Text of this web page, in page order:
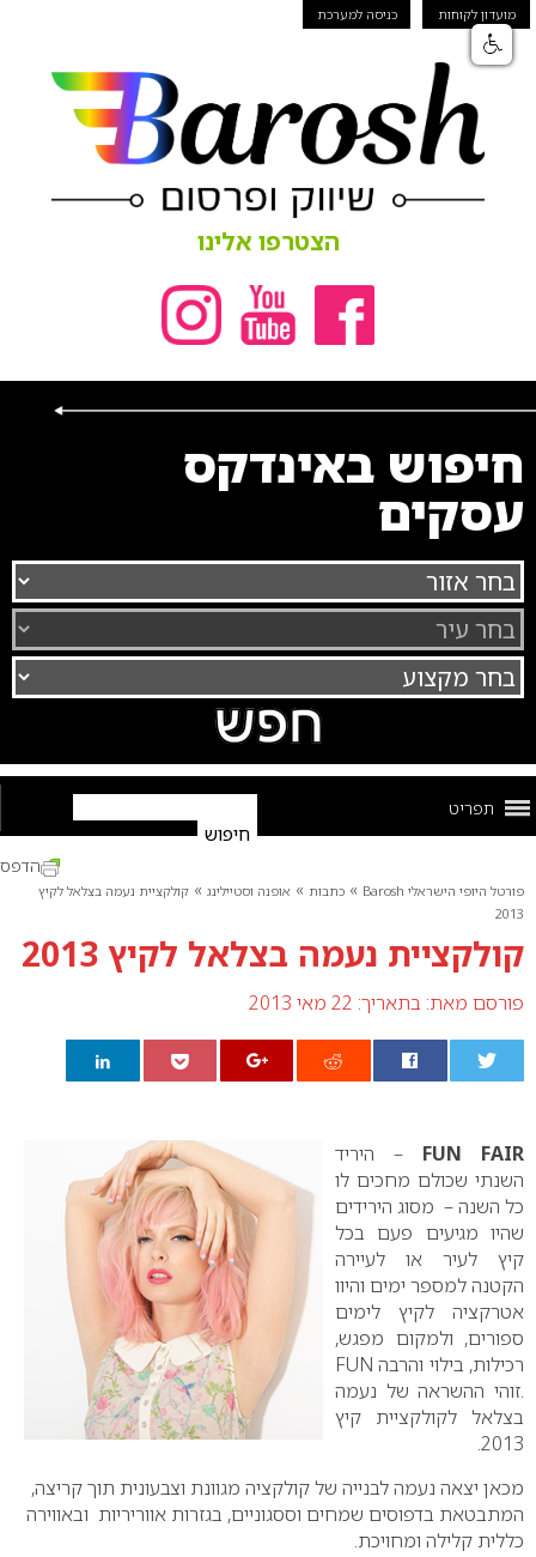
מועדון לקוחות כניסה למערכת
הצטרפו אלינו
חיפוש באינדקס
עסקים
תפריט
פורטל היופי הישראלי Barosh » כתבות » אופנה וסטיילינג » קולקציית נעמה בצלאל לקיץ
2013
קולקציית נעמה בצלאל לקיץ 2013
פורסם מאת: בתאריך: 22 מאי 2013
הדפס
FUN FAIR – היריד
השנתי שכולם מחכים לו
כל השנה – מסוג הירידים
שהיו מגיעים פעם בכל
קיץ לעיר או לעיירה
הקטנה למספר ימים והיוו
אטרקציה לקיץ לימים
ספורים, ולמקום מפגש,
רכילות, בילוי והרבה FUN
.זוהי ההשראה של נעמה
בצלאל לקולקציית קיץ
2013.
מכאן יצאה נעמה לבנייה של קולקציה מגוונת וצבעונית תוך קריצה,
המתבטאת בדפוסים שמחים וססגוניים, בגזרות אווריריות ובאווירה
כללית קלילה ומחויכת.